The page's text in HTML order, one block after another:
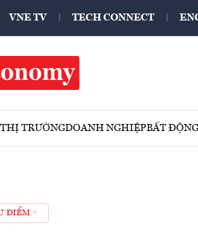
VNE TV TECH CONNECT
THỊ TRƯỜNGDOANH NGHIỆPBẤT
ĐIỂM